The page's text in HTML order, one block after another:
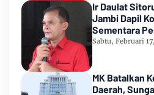
Ir Daulat
Jambi Dapil
Sementara
2024
Sabtu, Februari
MK Batalkan
Daerah,